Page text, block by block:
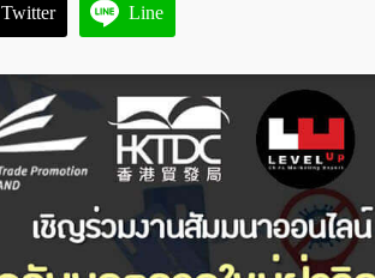
Twitter Line